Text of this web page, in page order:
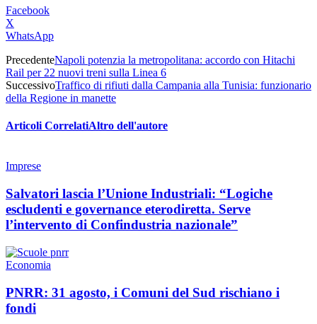
Facebook
X
WhatsApp
PrecedenteNapoli potenzia la metropolitana: accordo con Hitachi
Rail per 22 nuovi treni sulla Linea 6
SuccessivoTraffico di rifiuti dalla Campania alla Tunisia: funzionario
della Regione in manette
Articoli CorrelatiAltro dell'autore
Imprese
Salvatori lascia l’Unione Industriali: “Logiche
escludenti e governance eterodiretta. Serve
l’intervento di Confindustria nazionale”
Economia
PNRR: 31 agosto, i Comuni del Sud rischiano i
fondi